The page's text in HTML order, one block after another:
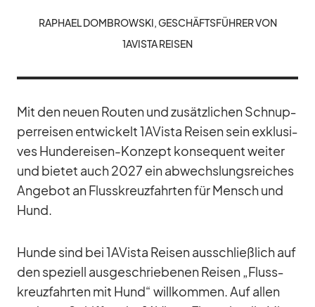
RA­PHAEL DOM­BROW­SKI, GE­SCHÄFTS­FÜH­RER VON
1AVISTA REI­SEN
Mit den neuen Rou­ten und zu­sätz­li­chen Schnup­
per­rei­sen ent­wi­ckelt 1AVista Rei­sen sein ex­klu­si­
ves Hun­der­ei­sen-Kon­zept kon­se­quent wei­ter
und bie­tet auch 2027 ​ein ab­wechs­lungs­rei­ches
An­ge­bot an Fluss­kreuz­fahr­ten für Mensch und
Hund.
Hunde sind bei 1AVista Rei­sen aus­schließ­lich auf
den spe­zi­ell aus­ge­schrie­be­nen Rei­sen „Fluss­
kreuz­fahr­ten mit Hund“ will­kom­men. Auf al­len